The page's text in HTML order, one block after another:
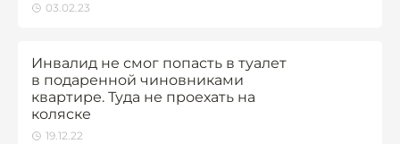
03.02.23
Инвалид не смог попасть в туалет
в подаренной чиновниками
квартире. Туда не проехать на
коляске
19.12.22